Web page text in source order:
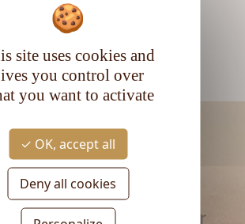
RESTEZ INFORMÉ
vous à la newsletter
site uses cookies and
you control over
you want to activate
OK, accept all
Deny all cookies